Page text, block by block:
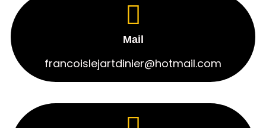
Mail
francoislejartdinier@hotmail.com